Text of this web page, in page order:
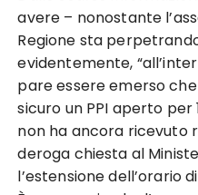
avere – nonostante
Regione sta
evidentemente,
pare essere emerso
sicuro un PPI aperto per
non ha ancora ricevuto
deroga chiesta al
l’estensione dell’orario